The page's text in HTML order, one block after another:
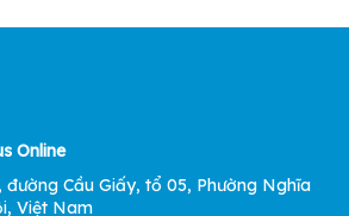
Online
đường Cầu Giấy, tổ 05, Phường Nghĩa
Việt Nam